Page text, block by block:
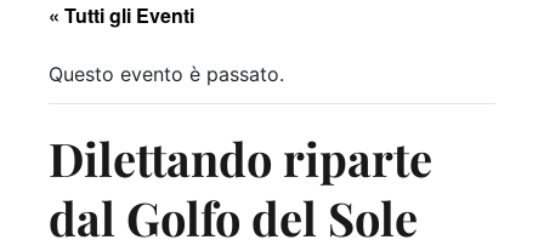
« Tutti gli Eventi
Questo evento è passato.
Dilettando riparte
dal Golfo del Sole